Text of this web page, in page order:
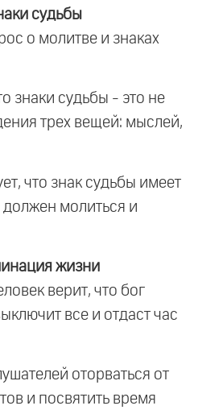
судьбы
о молитве и знаках
знаки судьбы - это не
трех вещей: мыслей,
что знак судьбы имеет
молиться и
жизни
верит, что бог
все и отдаст час
оторваться от
и посвятить время